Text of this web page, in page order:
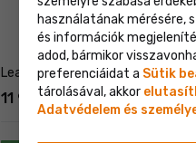
Leatt Core póló, velvet
11 990 Ft Kisker
használatának mérésére,
és információk
adod, bármikor
preferenciáidat a Sütik
tárolásával, akkor
Adatvédelem és